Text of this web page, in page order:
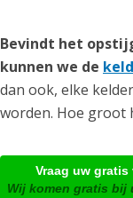
Bevindt het
kunnen we de
dan ook, elke
worden. Hoe groot
Vraag uw
Wij komen gratis bij